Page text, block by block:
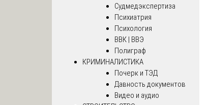
Судмедэкспертиза
Психиатрия
Психология
ВВК | ВВЭ
Полиграф
КРИМИНАЛИСТИКА
Почерк и ТЭД
Давность документов
Видео и аудио